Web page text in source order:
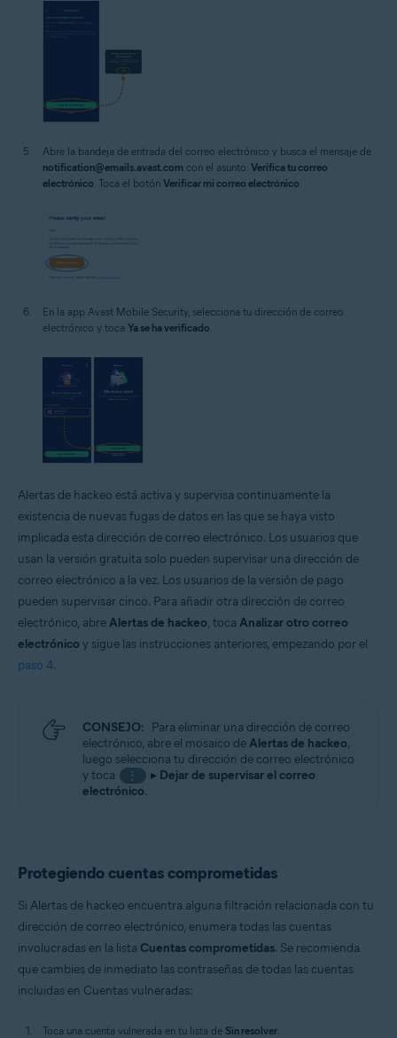
Abre la bandeja de entrada del correo electrónico y busca el mensaje de
notification@emails.avast.com con el asunto: Verifica tu correo
electrónico . Toca el botón Verificar mi correo electrónico
En la app Avast Mobile Security, selecciona tu dirección de correo
electrónico y toca Ya se ha verificado.
Alertas de hackeo está activa y supervisa continuamente la
existencia de nuevas fugas de datos en las que se haya visto
implicada esta dirección de correo electrónico. Los usuarios que
usan la versión gratuita solo pueden supervisar una dirección de
correo electrónico a la vez. Los usuarios de la versión de pago
pueden supervisar cinco. Para añadir otra dirección de correo
electrónico, abreAlertas de hackeo, toca Analizar otro correo
electrónico y sigue las instrucciones anteriores, empezando por el
paso 4.
CONSEJO: Para eliminar una dirección de correo
electrónico, abre el mosaico deAlertas de hackeo,
luego selecciona tu dirección de correo electrónico
y toca
⋮ ▸ Dejar de supervisar el correo
electrónico.
Protegiendo cuentas comprometidas
Si Alertas de hackeo encuentra alguna filtración relacionada con tu
dirección de correo electrónico, enumera todas las cuentas
involucradas en la lista Cuentas comprometidas. Se recomienda
que cambies de inmediato las contraseñas de todas las cuentas
incluidas en Cuentas vulneradas:
Toca una cuenta vulnerada en tu lista de Sin resolver